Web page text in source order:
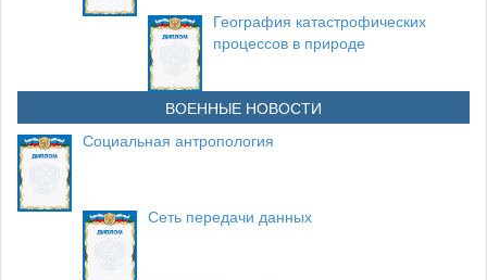
География катастрофических
процессов в природе
ВОЕННЫЕ НОВОСТИ
Социальная антропология
Сеть передачи данных